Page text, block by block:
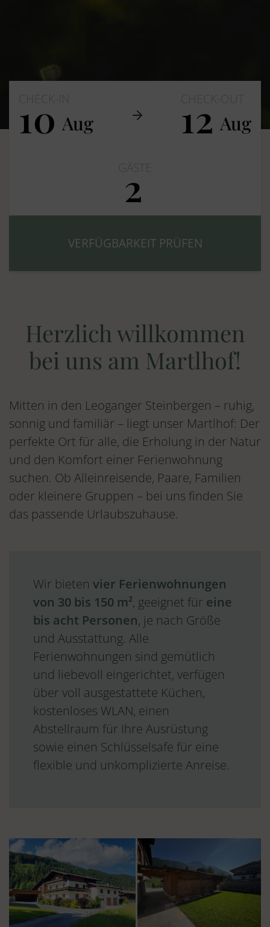
10 Aug 12 Aug
2
Herzlich willkommen
bei uns am Martlhof!
Mitten in den Leoganger Steinbergen – ruhig,
sonnig und familiär – liegt unser Martlhof: Der
perfekte Ort für alle, die Erholung in der Natur
und den Komfort einer Ferienwohnung
suchen. Ob Alleinreisende, Paare, Familien
oder kleinere Gruppen – bei uns finden Sie
das passende Urlaubszuhause.
Wir bieten vier Ferienwohnungen
von 30 bis 150 m², geeignet für eine
bis acht Personen, je nach Größe
und Ausstattung. Alle
Ferienwohnungen sind gemütlich
und liebevoll eingerichtet, verfügen
über voll ausgestattete Küchen,
kostenloses WLAN, einen
Abstellraum für Ihre Ausrüstung
sowie einen Schlüsselsafe für eine
flexible und unkomplizierte Anreise.